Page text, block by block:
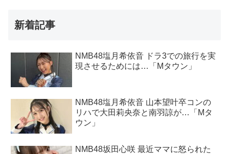
新着記事
NMB48塩月希依音 ドラ3での旅行を実
現させるためには…「Mタウン」
NMB48塩月希依音 山本望叶卒コンの
リハで大田莉央奈と南羽諒が…「Mタ
ウン」
NMB48坂田心咲 最近ママに怒られた